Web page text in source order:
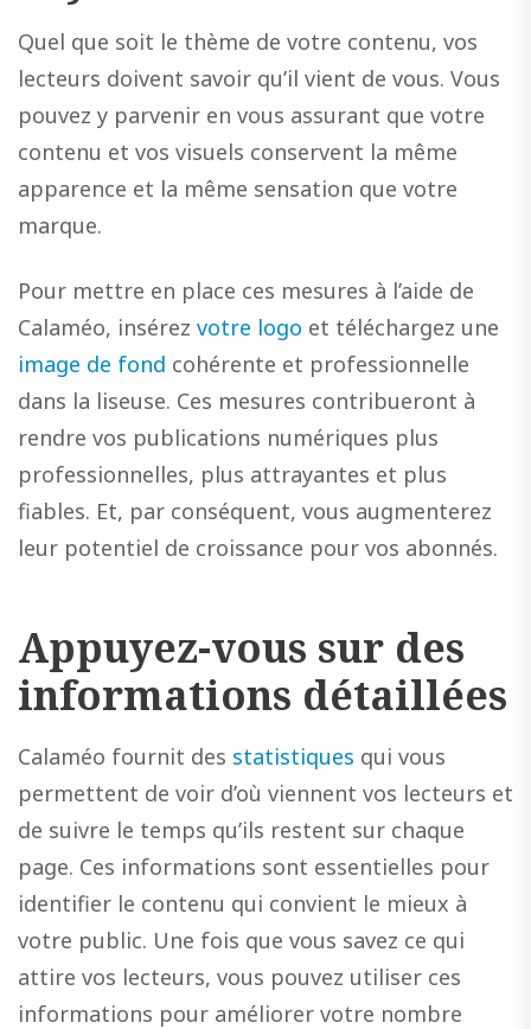
Quel que soit le thème de votre contenu, vos
lecteurs doivent savoir qu’il vient de vous. Vous
pouvez y parvenir en vous assurant que votre
contenu et vos visuels conservent la même
apparence et la même sensation que votre
marque.
Pour mettre en place ces mesures à l’aide de
Calaméo, insérez votre logo et téléchargez une
image de fond cohérente et professionnelle
dans la liseuse. Ces mesures contribueront à
rendre vos publications numériques plus
professionnelles, plus attrayantes et plus
fiables. Et, par conséquent, vous augmenterez
leur potentiel de croissance pour vos abonnés.
Appuyez-vous sur des
informations détaillées
Calaméo fournit des statistiques qui vous
permettent de voir d’où viennent vos lecteurs et
de suivre le temps qu’ils restent sur chaque
page. Ces informations sont essentielles pour
identifier le contenu qui convient le mieux à
votre public. Une fois que vous savez ce qui
attire vos lecteurs, vous pouvez utiliser ces
informations pour améliorer votre nombre